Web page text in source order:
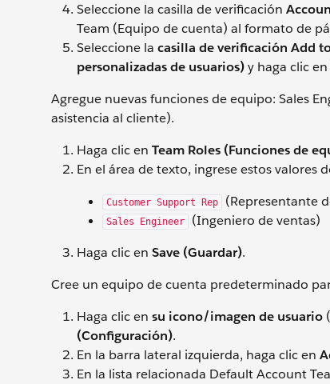
Seleccione la casilla de verificación
Team (Equipo de cuenta) al formato de
Seleccione la casilla de verificación Add
personalizadas de usuarios)y haga clic en
Agregue nuevas funciones de equipo: Sales
asistencia al cliente).
Haga clic en Team Roles (Funciones de
En el área de texto, ingrese estos valores
Customer Support Rep (Representante
Sales Engineer
(Ingeniero de ventas)
Haga clic en Save (Guardar).
Cree un equipo de cuenta predeterminado
Haga clic en su icono/imagen de usuario
(Configuración).
En la barra lateral izquierda, haga clic en
En la lista relacionada Default Account